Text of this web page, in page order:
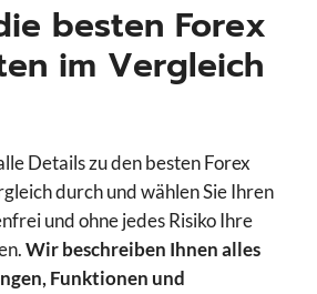
besten Forex
im Vergleich
Details zu den besten Forex
durch und wählen Sie Ihren
und ohne jedes Risiko Ihre
Wir beschreiben Ihnen alles
Funktionen und